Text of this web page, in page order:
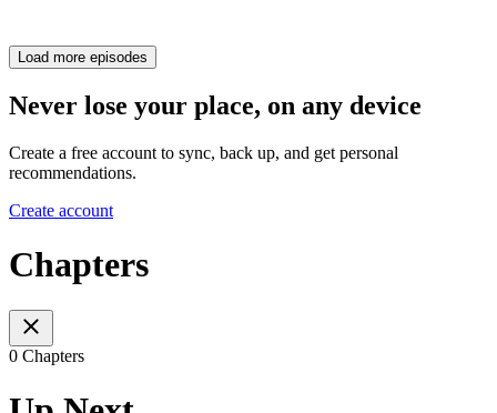
Load more episodes
Never lose your place, on any device
Create a free account to sync, back up, and get personal
recommendations.
Create account
Chapters
0 Chapters